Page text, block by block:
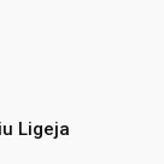
Ligeja